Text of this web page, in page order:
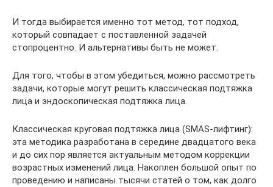
И тогда выбирается именно тот метод, тот подход,
который совпадает с поставленной задачей
стопроцентно. И альтернативы быть не может.
Для того, чтобы в этом убедиться, можно рассмотреть
задачи, которые могут решить классическая подтяжка
лица и эндоскопическая подтяжка лица.
Классическая круговая подтяжка лица (SMAS-лифтинг):
эта методика разработана в середине двадцатого века
и до сих пор является актуальным методом коррекции
возрастных изменений лица. Накоплен большой опыт по
проведению и написаны тысячи статей о том, как долго